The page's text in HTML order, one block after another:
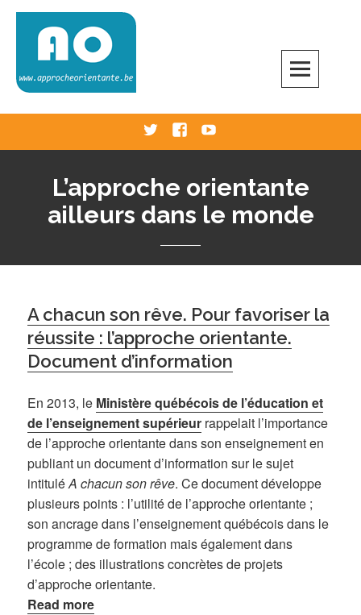
Skip
TwitterFacebookYoutube
L’approche orientante
ailleurs dans le monde
A chacun son rêve. Pour favoriser la
réussite : l’approche orientante.
Document d’information
En 2013, le Ministère québécois de l’éducation et
de l’enseignement supérieur rappelait l’importance
de l’approche orientante dans son enseignement en
publiant un document d’information sur le sujet
intituléA chacun son rêve. Ce document développe
plusieurs points : l’utilité de l’approche orientante ;
son ancrage dans l’enseignement québécois dans le
programme de formation mais également dans
l’école ; des illustrations concrètes de projets
d’approche orientante.
Read more